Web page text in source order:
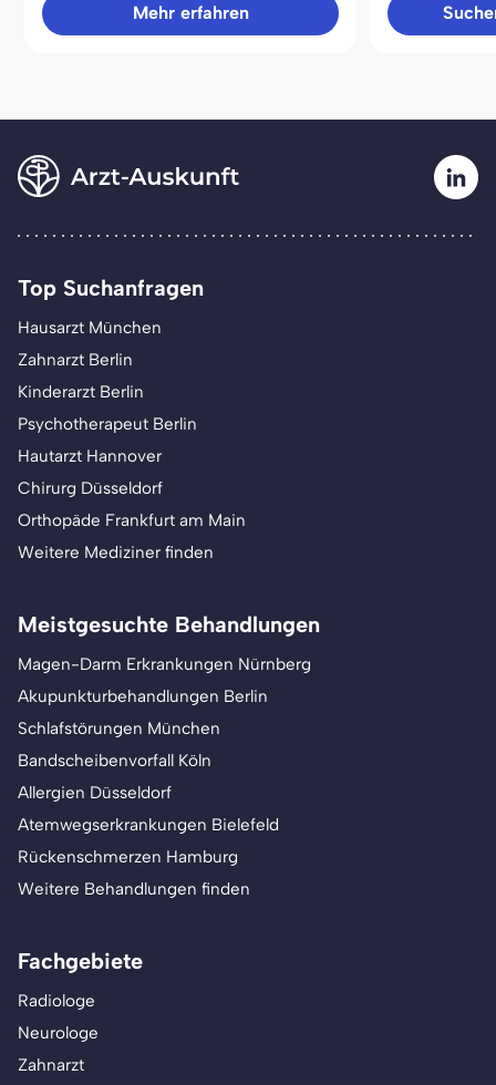
Mehr erfahren
Top Suchanfragen
Hausarzt München
Zahnarzt Berlin
Kinderarzt Berlin
Psychotherapeut Berlin
Hautarzt Hannover
Chirurg Düsseldorf
Orthopäde Frankfurt am Main
Weitere Mediziner finden
Meistgesuchte Behandlungen
Magen-Darm Erkrankungen Nürnberg
Akupunkturbehandlungen Berlin
Schlafstörungen München
Bandscheibenvorfall Köln
Allergien Düsseldorf
Atemwegserkrankungen Bielefeld
Rückenschmerzen Hamburg
Weitere Behandlungen finden
Fachgebiete
Radiologe
Neurologe
Zahnarzt